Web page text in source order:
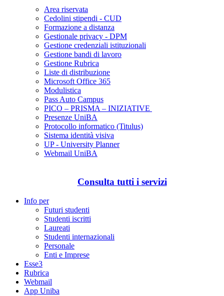
Area riservata
Cedolini stipendi - CUD
Formazione a distanza
Gestionale privacy - DPM
Gestione credenziali istituzionali
Gestione bandi di lavoro
Gestione Rubrica
Liste di distribuzione
Microsoft Office 365
Modulistica
Pass Auto Campus
PICO – PRISMA – INIZIATIVE
Presenze UniBA
Protocollo informatico (Titulus)
Sistema identità visiva
UP - University Planner
Webmail UniBA
Consulta tutti i servizi
Info per
Futuri studenti
Studenti iscritti
Laureati
Studenti internazionali
Personale
Enti e Imprese
Esse3
Rubrica
Webmail
App Uniba